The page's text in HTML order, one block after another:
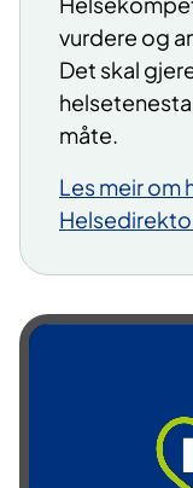
vurdere og
Det skal
måte.
Les meir om